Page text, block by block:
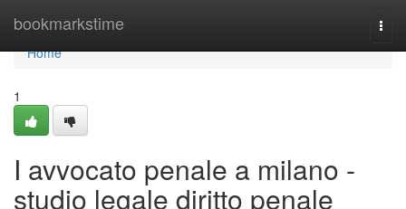
bookmarkstime
Home
Home
1
I avvocato penale a milano -
studio legale diritto penale